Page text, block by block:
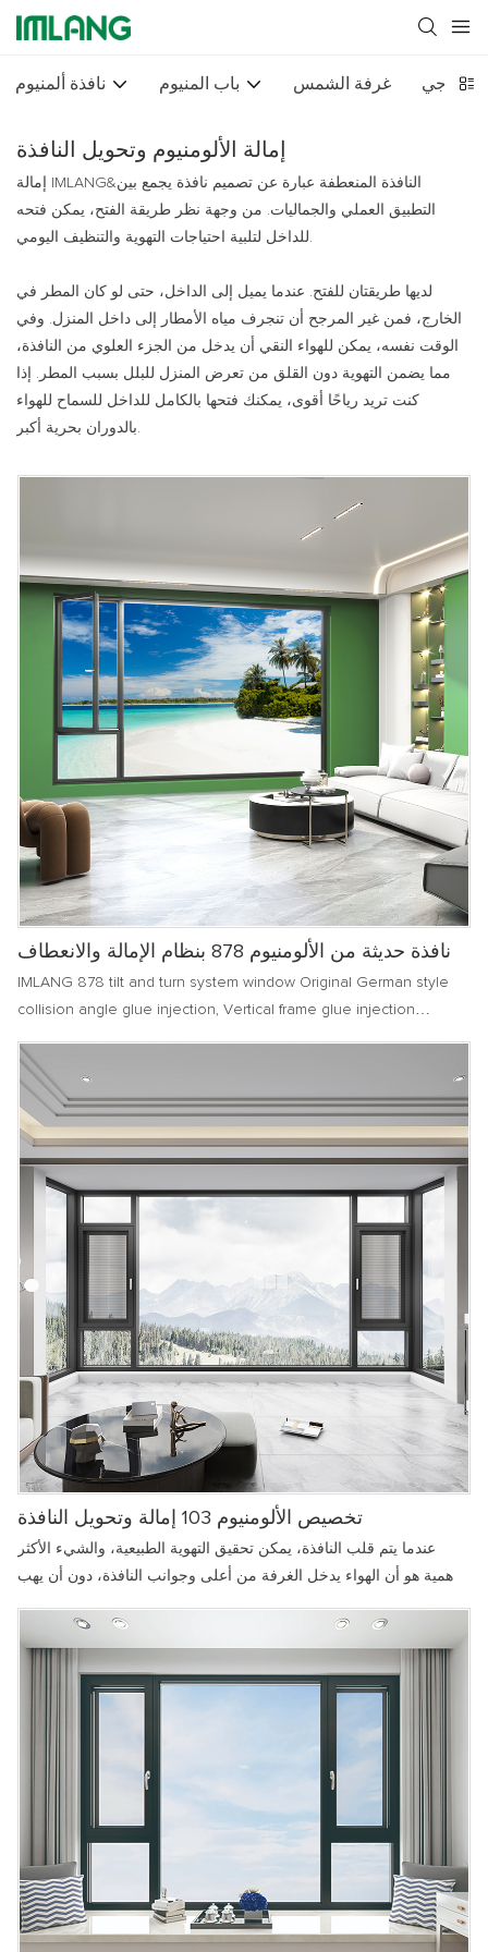
نافذة ألمنيوم باب المنيوم غرفة الشمس زجاجي
إمالة الألومنيوم وتحويل النافذة
إمالة IMLANG&النافذة المنعطفة عبارة عن تصميم نافذة يجمع بين
التطبيق العملي والجماليات. من وجهة نظر طريقة الفتح، يمكن فتحه
للداخل لتلبية احتياجات التهوية والتنظيف اليومي.
لديها طريقتان للفتح. عندما يميل إلى الداخل، حتى لو كان المطر في
الخارج، فمن غير المرجح أن تنجرف مياه الأمطار إلى داخل المنزل. وفي
الوقت نفسه، يمكن للهواء النقي أن يدخل من الجزء العلوي من النافذة،
مما يضمن التهوية دون القلق من تعرض المنزل للبلل بسبب المطر. إذا
كنت تريد رياحًا أقوى، يمكنك فتحها بالكامل للداخل للسماح للهواء
بالدوران بحرية أكبر.
نافذة حديثة من الألومنيوم 878 بنظام الإمالة والانعطاف
IMLANG 878 tilt and turn system window Original German style
collision angle glue injection, Vertical frame glue injection
joint firm and smooth, and enhancing the overall waterproof
performance,can accommodate vast, unobstructed expanses of
glass, and the clean feel are perfectly suited for new homes with
a contemporary aesthetic. It can be used in conjunction with
large glass in bedrooms or living rooms, and can also adopt a
single window design, making it a good choice for casement
تخصيص الألومنيوم 103 إمالة وتحويل النافذة
عندما يتم قلب النافذة، يمكن تحقيق التهوية الطبيعية، والشيء الأكثر
أهمية هو أن الهواء يدخل الغرفة من أعلى وجوانب النافذة، دون أن يهب
الحرارة بين الداخل والخارج، فإنه يمكن أن يمنع المستخدمين من التعرض
للبرد بسبب النفخ. خاصة في الشقق الشاهقة أو مجتمعات الفلل
الفسيحة، يمكن للحالة المقلوبة للنوافذ أن تجعل تبادل الهواء الداخلي